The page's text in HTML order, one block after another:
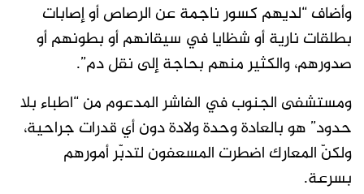
وأضاف “لديهم كسور ناجمة عن الرصاص أو إصابات
بطلقات نارية أو شظايا في سيقانهم أو بطونهم أو
صدورهم، والكثير منهم بحاجة إلى نقل دم”.
ومستشفى الجنوب في الفاشر المدعوم من “اطباء بلا
حدود” هو بالعادة وحدة ولادة دون أي قدرات جراحية،
ولكنّ المعارك اضطرت المسعفون لتدبّر أمورهم
بسرعة.